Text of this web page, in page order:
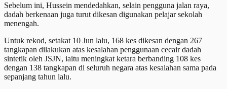
Sebelum ini, Hussein mendedahkan, selain pengguna jalan raya,
dadah berkenaan juga turut dikesan digunakan pelajar sekolah
menengah.
Untuk rekod, setakat 10 Jun lalu, 168 kes dikesan dengan 267
tangkapan dilakukan atas kesalahan penggunaan cecair dadah
sintetik oleh JSJN, iaitu meningkat ketara berbanding 108 kes
dengan 138 tangkapan di seluruh negara atas kesalahan sama pada
sepanjang tahun lalu.